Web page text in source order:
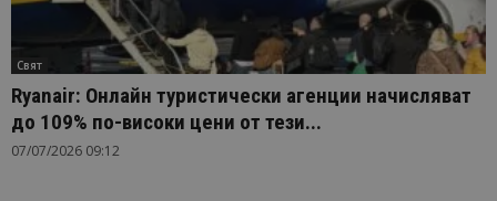
Свят
Ryanair: Онлайн туристически агенции начисляват
до 109% по-високи цени от тези...
07/07/2026 09:12